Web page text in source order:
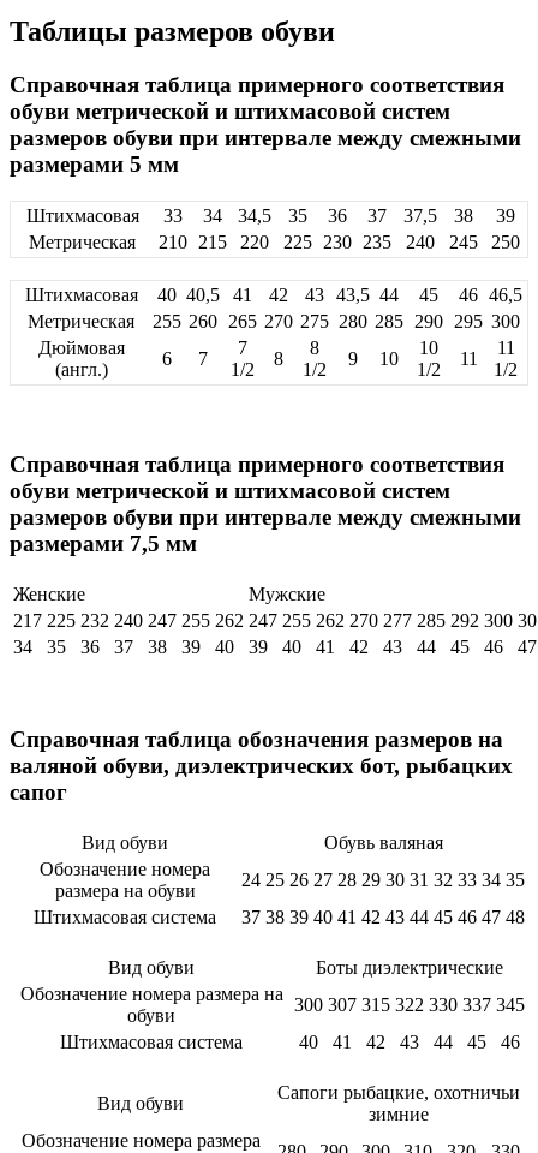
Таблицы размеров обуви
Справочная таблица примерного соответствия
обуви метрической и штихмасовой систем
размеров обуви при интервале между смежными
размерами 5 мм
Штихмасовая 33 34 34,5 35 36 37 37,5 38
39
Метрическая
210 215 220 225 230 235 240 245 250
Штихмасовая 40 40,5 41 42 43 43,5 44 45 46 46,5
Метрическая
255 260 265 270 275 280 285 290 295 300
Дюймовая
(англ.)
6 7
7
1/2
8
8
1/2
9 10
10
1/2
11
11
1/2
Справочная таблица примерного соответствия
обуви метрической и штихмасовой систем
размеров обуви при интервале между смежными
размерами 7,5 мм
Женские
Мужские
217 225 232 240 247 255 262 247 255 262 270 277 285 292 300
34
35 36 37 38 39 40 39 40 41 42 43 44 45 46 47
Справочная таблица обозначения размеров на
валяной обуви, диэлектрических бот, рыбацких
сапог
Вид обуви
Обувь валяная
Обозначение номера
размера на обуви
24 25 26 27 28 29 30 31 32 33 34 35
Штихмасовая система
37 38 39 40 41 42 43 44 45 46 47 48
Вид обуви
Боты диэлектрические
Обозначение номера размера на
обуви
300 307 315 322 330 337 345
Штихмасовая система
40 41 42 43 44 45 46
Вид обуви
Сапоги рыбацкие, охотничьи
зимние
Обозначение номера размера